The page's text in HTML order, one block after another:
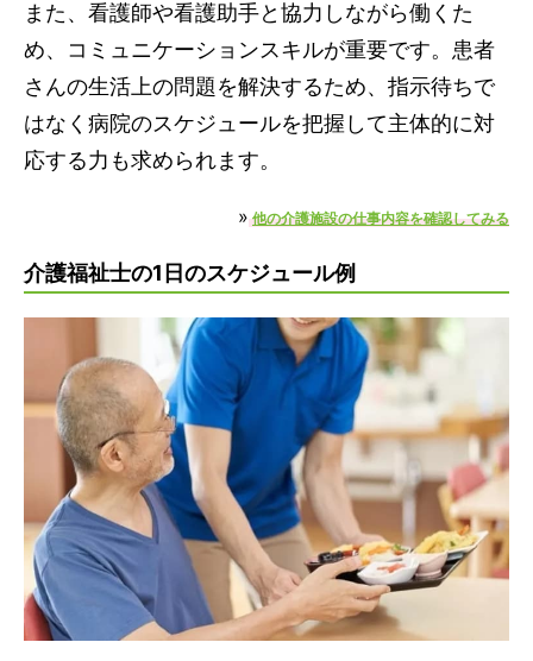
また、看護師や看護助手と協力しながら働くた
め、コミュニケーションスキルが重要です。患者
さんの生活上の問題を解決するため、指示待ちで
はなく病院のスケジュールを把握して主体的に対
応する力も求められます。
» 他の介護施設の仕事内容を確認してみる
介護福祉士の1日のスケジュール例